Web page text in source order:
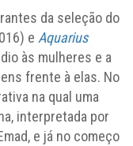
da seleção do
e Aquarius
às mulheres e a
frente à elas. No
na qual uma
interpretada por
e já no começo